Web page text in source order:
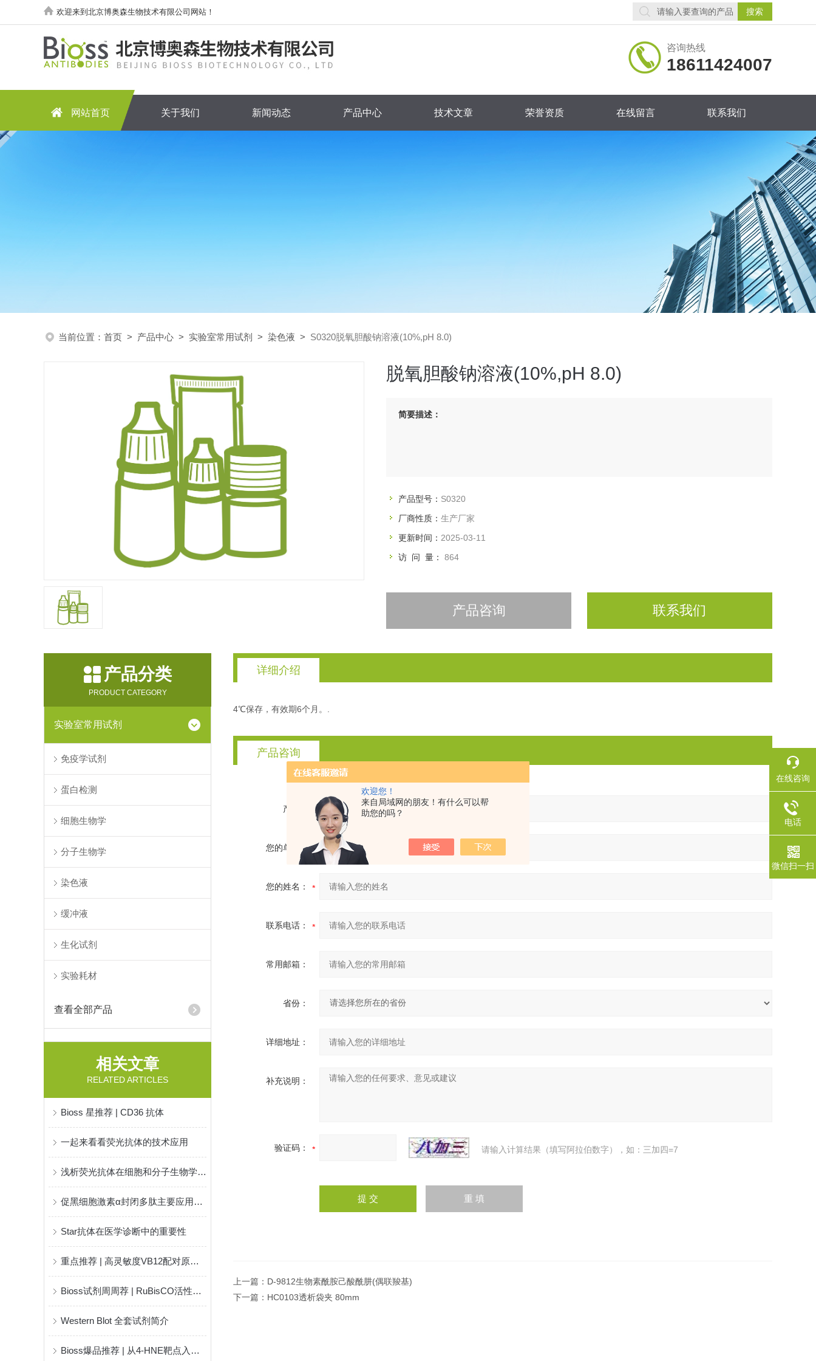
欢迎您！
来自局域网的朋友！有什么可以帮
助您的吗？
欢迎来到北京博奥森生物技术有限公司网站！
咨询热线
18611424007
网站首页 关于我们 新闻动态 产品中心 技术文章 荣誉资质 在线留言 联系我们
当前位置： 首页 > 产品中心 > 实验室常用试剂 > 染色液 > S0320脱氧胆酸钠溶液(10%,pH 8.0)
脱氧胆酸钠溶液(10%,pH 8.0)
简要描述：
产品型号： S0320
厂商性质： 生产厂家
更新时间： 2025-03-11
访 问 量： 864
产品咨询 联系我们
产品分类
PRODUCT CATEGORY
实验室常用试剂
免疫学试剂
蛋白检测
细胞生物学
分子生物学
染色液
缓冲液
生化试剂
实验耗材
查看全部产品
相关文章
RELATED ARTICLES
Bioss 星推荐 | CD36 抗体
一起来看看荧光抗体的技术应用
浅析荧光抗体在细胞和分子生物学中的应用
促黑细胞激素α封闭多肽主要应用方向
Star抗体在医学诊断中的重要性
重点推荐 | 高灵敏度VB12配对原料！
Bioss试剂周周荐 | RuBisCO活性检测试剂盒
Western Blot 全套试剂简介
Bioss爆品推荐 | 从4-HNE靶点入手，揭开疾病“氧化损伤”之谜
详细介绍
4℃保存，有效期6个月。.
产品咨询
产品：
您的单位：
您的姓名：
联系电话：
常用邮箱：
省份：
详细地址：
补充说明：
验证码： 请输入计算结果（填写阿拉伯数字），如：三加四=7
上一篇： D-9812生物素酰胺己酸酰肼(偶联羧基)
下一篇： HC0103透析袋夹 80mm
在线咨询
电话
微信扫一扫